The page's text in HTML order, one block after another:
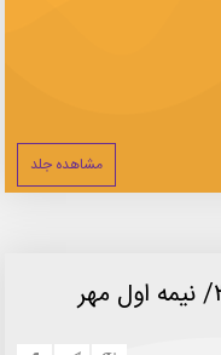
مشاهده جلد